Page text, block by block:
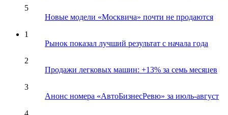
5
Новые модели «Москвича» почти не продаются
1
Рынок показал лучший результат с начала года
2
Продажи легковых машин: +13% за семь месяцев
3
Анонс номера «АвтоБизнесРевю» за июль-август
4